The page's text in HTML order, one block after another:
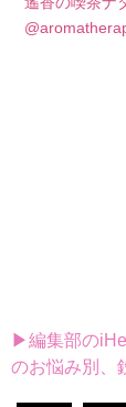
▶編集部の
のお悩み別、